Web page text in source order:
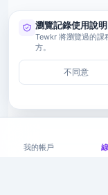
我的帳戶
瀏覽記錄使用說明
Tewkr 將瀏覽過的課
方。
不同意